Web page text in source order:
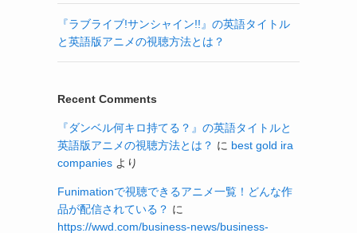
『ラブライブ!サンシャイン!!』の英語タイトル
と英語版アニメの視聴方法とは？
Recent Comments
『ダンベル何キロ持てる？』の英語タイトルと
英語版アニメの視聴方法とは？ に best gold ira
companies より
Funimationで視聴できるアニメ一覧！どんな作
品が配信されている？ に
https://wwd.com/business-news/business-